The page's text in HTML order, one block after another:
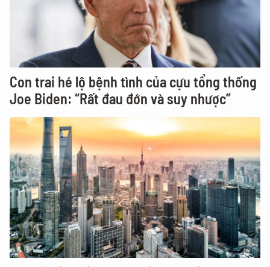
Con trai hé lộ bệnh tình của cựu tổng thống
Joe Biden: “Rất đau đớn và suy nhược”